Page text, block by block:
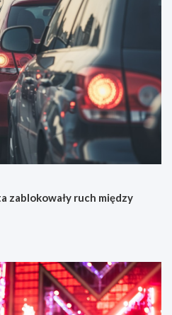
zablokowały ruch między